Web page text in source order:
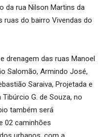
da rua Nilson Martins da
ruas do bairro Vivendas do
drenagem das ruas Manoel
Salomão, Armindo José,
Saraiva, Projetada e
G. de Souza, no
também será
02 caminhões